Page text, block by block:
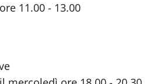
11.00 - 13.00